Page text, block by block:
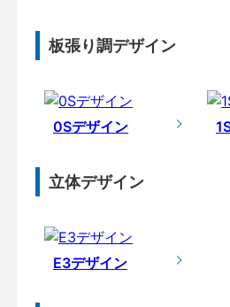
板張り調デザイン
0Sデザイン
立体デザイン
E3デザイン